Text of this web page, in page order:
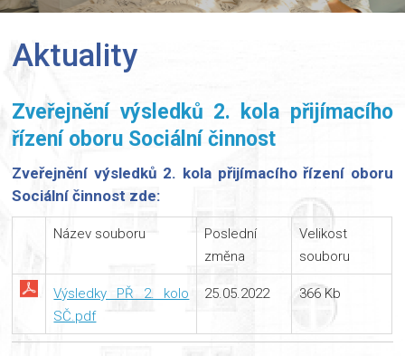
Aktuality
Zveřejnění výsledků 2. kola přijímacího
řízení oboru Sociální činnost
Zveřejnění výsledků 2. kola přijímacího řízení oboru
Sociální činnost zde:
Název souboru
Poslední
změna
Velikost
souboru
Výsledky PŘ 2. kolo
SČ.pdf
25.05.2022 366 Kb